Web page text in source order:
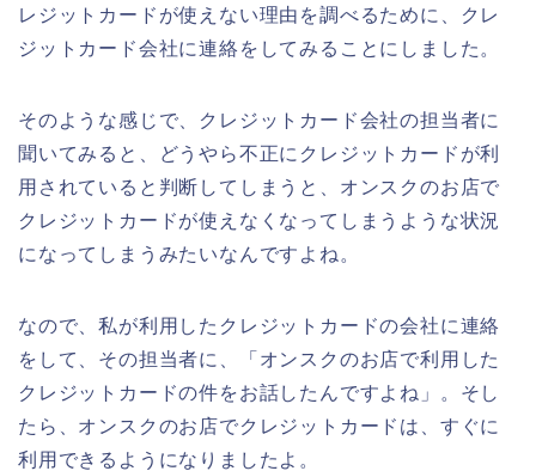
レジットカードが使えない理由を調べるために、クレ
ジットカード会社に連絡をしてみることにしました。
そのような感じで、クレジットカード会社の担当者に
聞いてみると、どうやら不正にクレジットカードが利
用されていると判断してしまうと、オンスクのお店で
クレジットカードが使えなくなってしまうような状況
になってしまうみたいなんですよね。
なので、私が利用したクレジットカードの会社に連絡
をして、その担当者に、「オンスクのお店で利用した
クレジットカードの件をお話したんですよね」。そし
たら、オンスクのお店でクレジットカードは、すぐに
利用できるようになりましたよ。